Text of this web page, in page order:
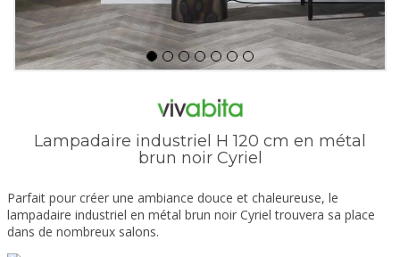
Lampadaire industriel H 120 cm en métal
brun noir Cyriel
Parfait pour créer une ambiance douce et chaleureuse, le
lampadaire industriel en métal brun noir Cyriel trouvera sa place
dans de nombreux salons.